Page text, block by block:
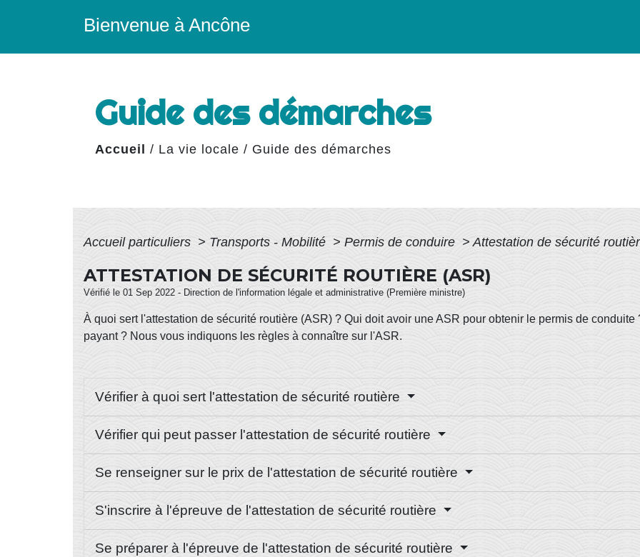
Bienvenue à Ancône
Guide des démarches
Accueil / La vie locale / Guide des démarches
Accueil particuliers > Transports - Mobilité > Permis de conduire > Attestation de sécurité
ATTESTATION DE SÉCURITÉ ROUTIÈRE (ASR)
Vérifié le 01 Sep 2022 - Direction de l'information légale et administrative (Première ministre)
À quoi sert l'attestation de sécurité routière (ASR) ? Qui doit avoir une ASR pour obtenir le permis de conduite
payant ? Nous vous indiquons les règles à connaître sur l'ASR.
Vérifier à quoi sert l'attestation de sécurité routière
Vérifier qui peut passer l'attestation de sécurité routière
Se renseigner sur le prix de l'attestation de sécurité routière
S'inscrire à l'épreuve de l'attestation de sécurité routière
Se préparer à l'épreuve de l'attestation de sécurité routière